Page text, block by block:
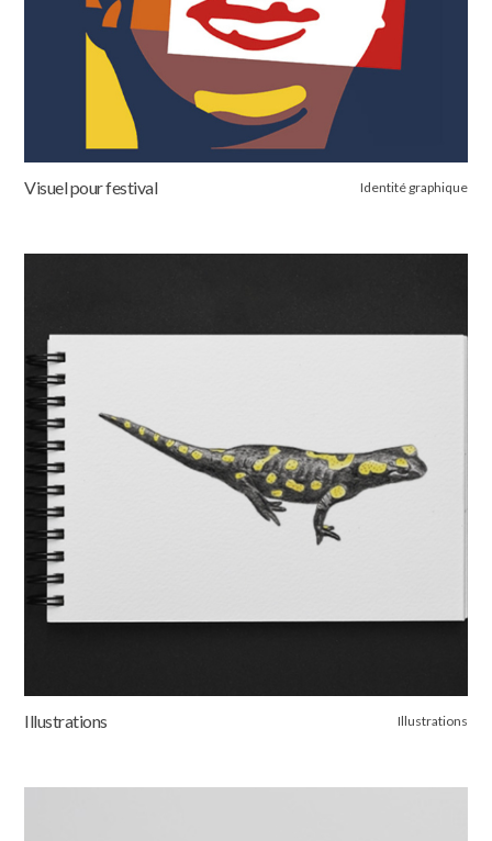
Visuel pour festival Identité graphique
Illustrations Illustrations